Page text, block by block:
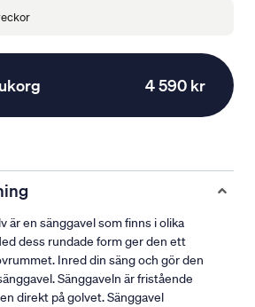
4 590 kr
är en sänggavel som finns i olika
dess rundade form ger den ett
Inred din säng och gör den
Sänggaveln är fristående
direkt på golvet. Sänggavel